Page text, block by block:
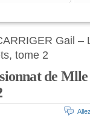
Gail –
tome 2
de